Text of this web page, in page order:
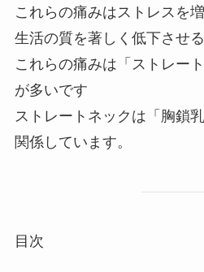
これらの痛みはストレスを
生活の質を著しく低下させ
これらの痛みは「ストレー
が多いです
ストレートネックは「胸鎖
関係しています。
目次